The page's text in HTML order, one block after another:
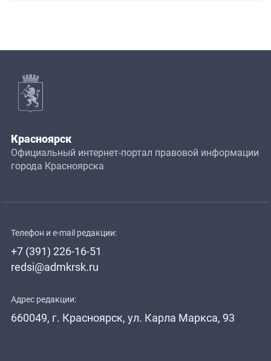
Красноярск
Официальный интернет-портал правовой информации
города Красноярска
Телефон и e-mail редакции:
+7 (391) 226-16-51
redsi@admkrsk.ru
Адрес редакции:
660049, г. Красноярск, ул. Карла Маркса, 93